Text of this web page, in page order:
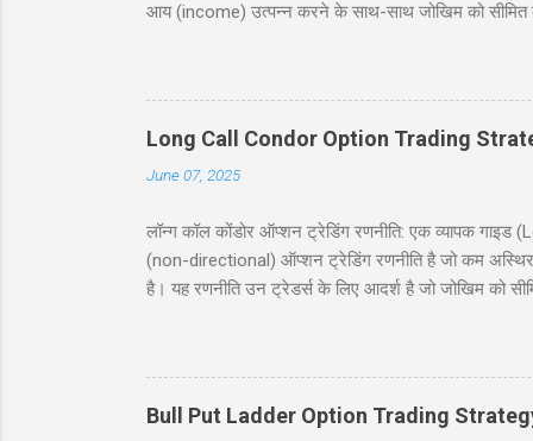
आय (income) उत्पन्न करने के साथ-साथ जोखिम को
सावधानियां शामिल हैं। यह पोस्ट नये और अनुभवी
करने में मदद करना है। सामग्री (Table of Contents) 1.
Long Call Condor Option Trading
June 07, 2025
लॉन्ग कॉल कोंडोर ऑप्शन ट्रेडिंग रणनीति: एक व्यापक
(non-directional) ऑप्शन ट्रेडिंग रणनीति है जो कम
है। यह रणनीति उन ट्रेडर्स के लिए आदर्श है जो जोखिम को
देगी, जिसमें निफ्टी 50 इंडेक्स (Nifty 50 Index) का
(risk and reward), और बहुत कुछ शामिल है। चाहे आप
Bull Put Ladder Option Trading